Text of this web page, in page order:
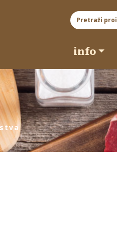
Pretraži:
info